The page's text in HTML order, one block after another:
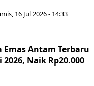
16 Jul 2026 - 14:33
Emas Antam Terbaru
Naik Rp20.000